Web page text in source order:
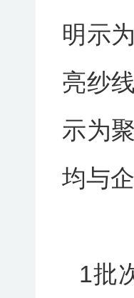
明示
亮纱
示为
均与
1批